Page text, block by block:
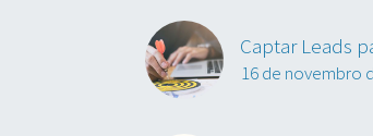
Captar Leads
16 de novembro